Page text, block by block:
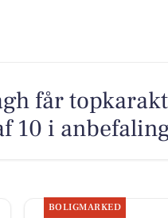
får
10 i
BOLIGMARKED